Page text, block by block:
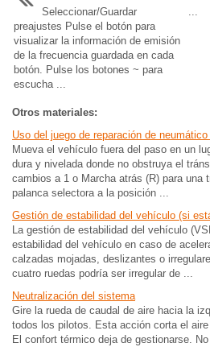
Seleccionar/Guardar
preajustes Pulse el botón para
visualizar la información de emisión
de la frecuencia guardada en cada
botón. Pulse los botones ~ para
escucha ...
...
Otros materiales:
Uso del juego de reparación de
Mueva el vehículo fuera del paso en un
dura y nivelada donde no obstruya el
cambios a 1 o Marcha atrás (R) para una
palanca selectora a la posición ...
Gestión de estabilidad del vehículo (si
La gestión de estabilidad del vehículo
estabilidad del vehículo en caso de
calzadas mojadas, deslizantes o
cuatro ruedas podría ser irregular de ...
Neutralización del sistema
Gire la rueda de caudal de aire hacia la
todos los pilotos. Esta acción corta el
El confort térmico deja de gestionarse.